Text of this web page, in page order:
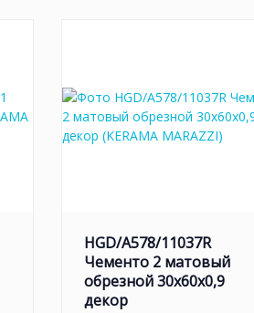
HGD/A578/11037R
Чементо 2 матовый
обрезной 30x60x0,9
декор